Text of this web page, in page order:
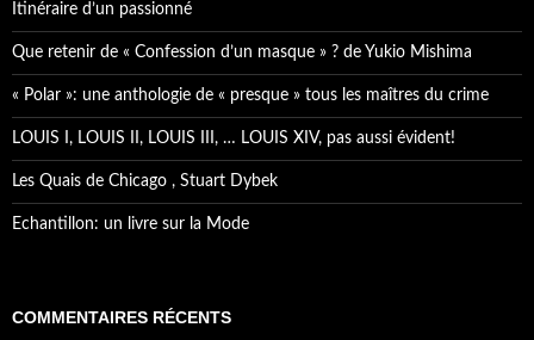
Itinéraire d’un passionné
Que retenir de « Confession d’un masque » ? de Yukio Mishima
« Polar »: une anthologie de « presque » tous les maîtres du crime
LOUIS I, LOUIS II, LOUIS III, … LOUIS XIV, pas aussi évident!
Les Quais de Chicago , Stuart Dybek
Echantillon: un livre sur la Mode
COMMENTAIRES RÉCENTS